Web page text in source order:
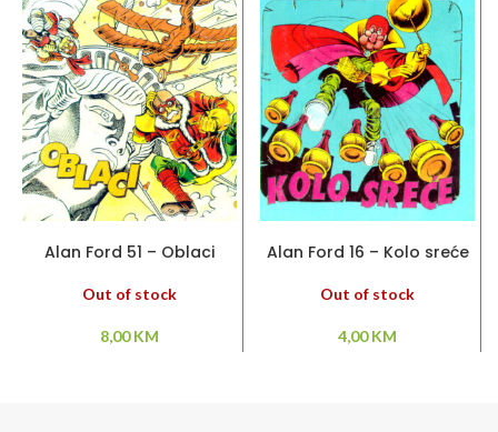
Alan Ford 51 – Oblaci
Out of stock
8,00KM
Alan Ford 16 – Kolo sreće
Out of stock
4,00KM